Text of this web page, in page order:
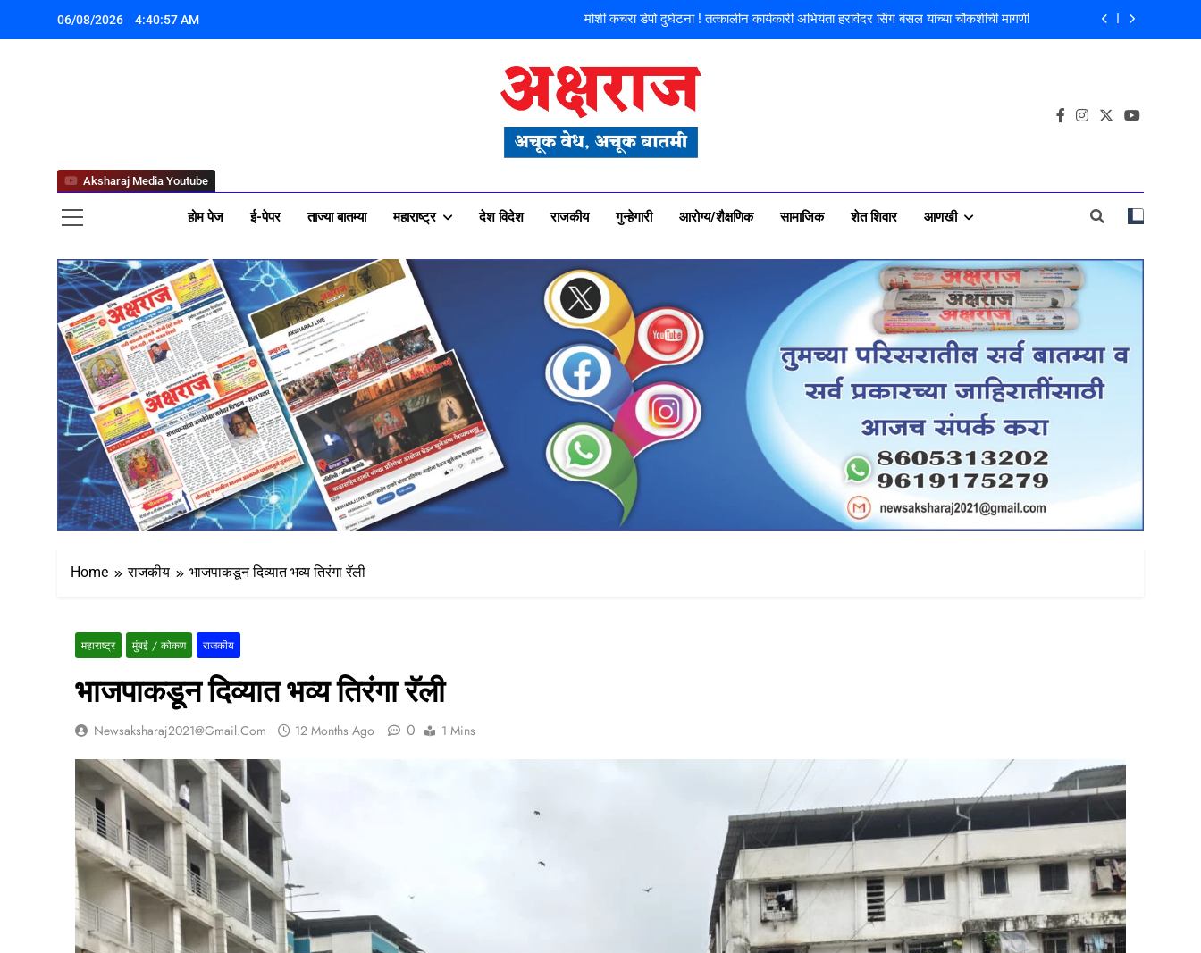
06/08/2026 4:40:59 AM मोशी कचरा डेपो दुर्घटना ! तत्कालीन कार्यकारी अभियंता हरविंदर सिंग बंसल यांच्या चौकशीची मागणी
फ्लॅट विक्रीतील २.६४ कोटींच्या अपहाराचा आरोप; बांधकाम व्यावसायिक दाम्पत्यावर गुन्हा
शिळगावच्या पोलीस पाटलांचे निधन; समाजसेवेचा आधारवड हरपला!
अक्षराज न्यूज पोर्टल
होम पेज ई-पेपर ताज्या बातम्या महाराष्ट्र देश विदेश राजकीय गुन्हेगारी आरोग्य/शैक्षणिक सामाजिक शेत शिवार आणखी
Aksharaj Media Youtube
Home राजकीय भाजपाकडून दिव्यात भव्य तिरंगा रॅली
महाराष्ट्र मुंबई / कोकण राजकीय
भाजपाकडून दिव्यात भव्य तिरंगा रॅली
Newsaksharaj2021@gmail.com 12 Months Ago 0 1 Mins